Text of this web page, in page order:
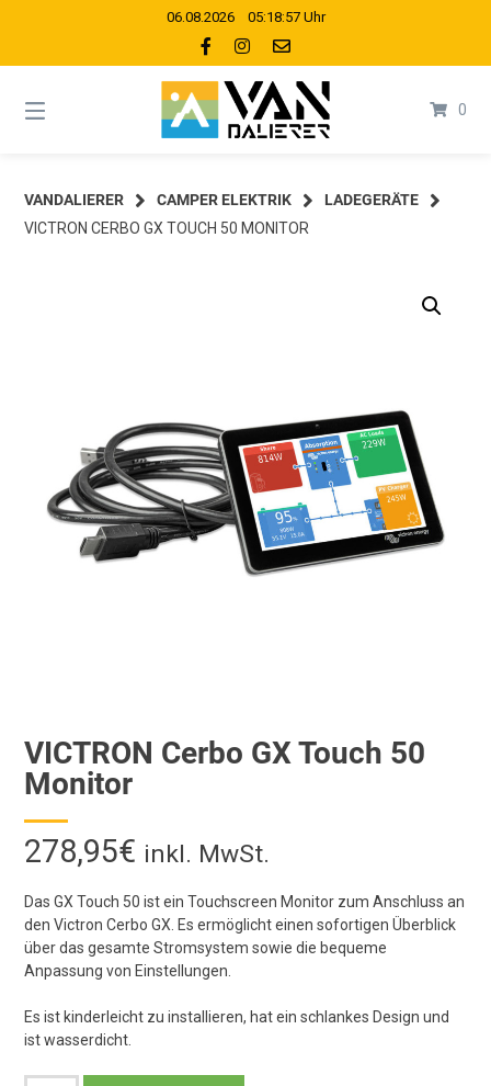
06.08.2026 05:18:57 Uhr
0
VANDALIERER CAMPER ELEKTRIK
LADEGERÄTE
VICTRON CERBO GX TOUCH 50 MONITOR
VICTRON Cerbo GX Touch 50
Monitor
278,95€ inkl. MwSt.
Das GX Touch 50 ist ein Touchscreen Monitor zum Anschluss an
den Victron Cerbo GX. Es ermöglicht einen sofortigen Überblick
über das gesamte Stromsystem sowie die bequeme
Anpassung von Einstellungen.
Es ist kinderleicht zu installieren, hat ein schlankes Design und
ist wasserdicht.